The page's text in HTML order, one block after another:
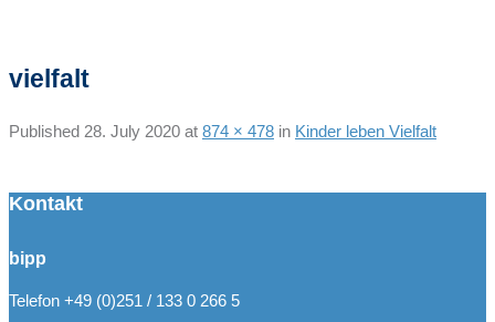
vielfalt
Published 28. July 2020 at 874 × 478 in Kinder leben Vielfalt
Kontakt
bipp
Telefon +49 (0)251 / 133 0 266 5